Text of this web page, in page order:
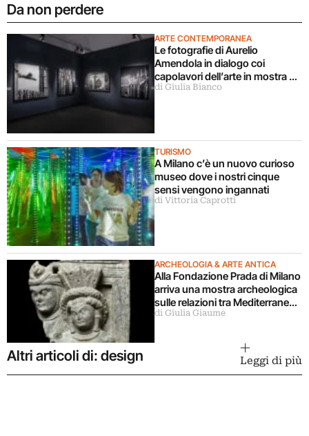
Da non perdere
ARTE CONTEMPORANEA
Le fotografie di Aurelio
Amendola in dialogo coi
capolavori dell’arte in mostra a
Milano
di Giulia Bianco
TURISMO
A Milano c’è un nuovo curioso
museo dove i nostri cinque
sensi vengono ingannati
di Vittoria Caprotti
ARCHEOLOGIA & ARTE ANTICA
Alla Fondazione Prada di Milano
arriva una mostra archeologica
sulle relazioni tra Mediterraneo
e Asia
di Giulia Giaume
Altri articoli di: design Leggi di più